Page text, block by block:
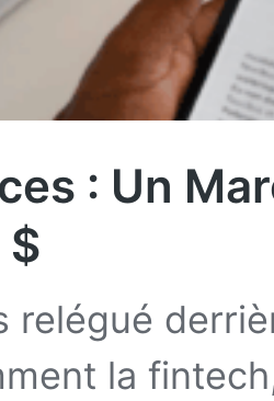
: Un
$
relégué
la